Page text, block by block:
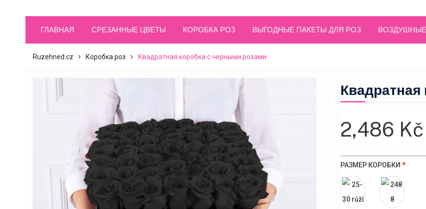
ГЛАВНАЯ СРЕЗАННЫЕ ЦВЕТЫ КОРОБКА РОЗ ВЫГОДНЫЕ ПАКЕТЫ ДЛЯ РОЗ
Ruzehned.cz Коробка роз Квадратная коробка с черными розами
2,486 Kč
РАЗМЕР КОРОБКИ*